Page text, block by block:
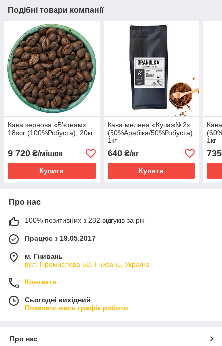
Подібні товари компанії
Кава зернова «В'єтнам»
18scr (100%Робуста), 20кг
9 720 ₴/мішок
Купити
Кава мелена «Купаж№2»
(50%Арабіка/50%Робуста),
1кг
640₴/кг
Купити
1кг
735
Про нас
100% позитивних з 232 відгуків за рік
Працює з 19.05.2017
м. Гнивань
вул. Промислова 5В, Гнивань, Україна
Контакти
Сьогодні вихідний
Показати весь графік роботи
Про нас